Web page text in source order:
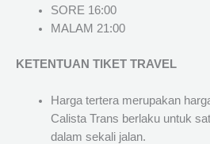
SORE 16:00
MALAM 21:00
KETENTUAN TIKET TRAVEL
Harga tertera merupakan
Calista Trans berlaku untuk
dalam sekali jalan.